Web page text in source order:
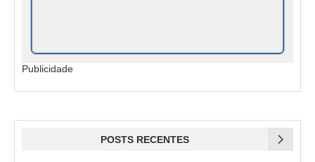
Publicidade
POSTS RECENTES